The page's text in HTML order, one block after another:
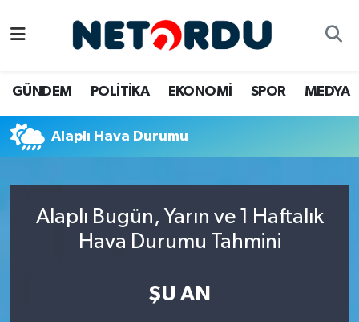
GÜNDEM POLİTİKA EKONOMİ SPOR MEDYA
Alaplı Hava Durumu
Alaplı Bugün, Yarın ve 1 Haftalık
Hava Durumu Tahmini
ŞU AN
DÜNYA
EĞİTİM
EKONOMİ
Namaz Vakitleri
Trafik Durumu
Süper Lig Puan Durumu ve Fikstür
Son Dakika Haberleri